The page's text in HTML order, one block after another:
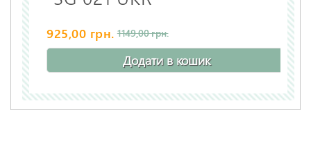
925,00 грн. 1149,00 грн.
Додати в кошик